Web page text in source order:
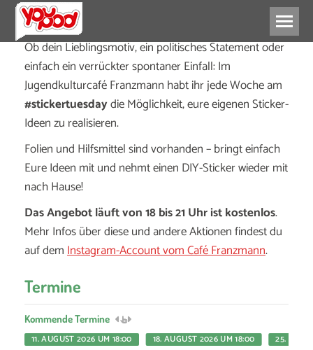
Ob dein Lieblingsmotiv, ein politisches Statement oder
einfach ein verrückter spontaner Einfall: Im
Jugendkulturcafé Franzmann habt ihr jede Woche am
#stickertuesdaydie Möglichkeit, eure eigenen Sticker-
Ideen zu realisieren.
Folien und Hilfsmittel sind vorhanden – bringt einfach
Eure Ideen mit und nehmt einen DIY-Sticker wieder mit
nach Hause!
Das Angebot läuft von 18 bis 21 Uhr ist kostenlos.
Mehr Infos über diese und andere Aktionen findest du
auf demInstagram-Account vom Café Franzmann.
Termine
Kommende Termine
11. AUGUST 2026 UM 18:00
18. AUGUST 2026 UM 18:00 25.